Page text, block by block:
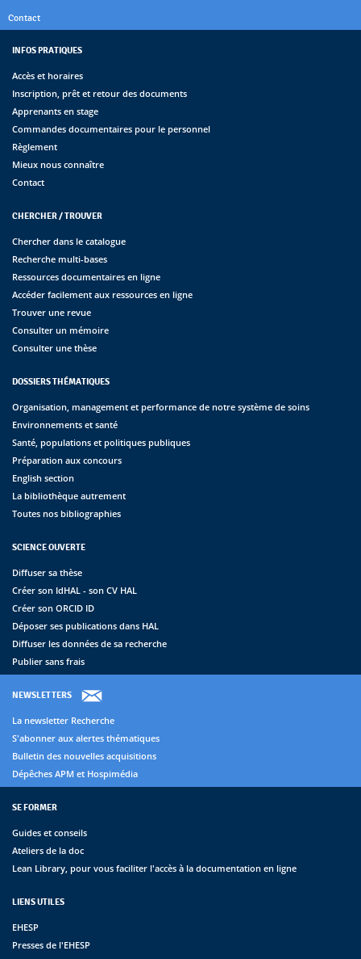
Contact
INFOS PRATIQUES
Accès et horaires
Inscription, prêt et retour des documents
Apprenants en stage
Commandes documentaires pour le personnel
Règlement
Mieux nous connaître
Contact
CHERCHER / TROUVER
Chercher dans le catalogue
Recherche multi-bases
Ressources documentaires en ligne
Accéder facilement aux ressources en ligne
Trouver une revue
Consulter un mémoire
Consulter une thèse
DOSSIERS THÉMATIQUES
Organisation, management et performance de notre système de soins
Environnements et santé
Santé, populations et politiques publiques
Préparation aux concours
English section
La bibliothèque autrement
Toutes nos bibliographies
SCIENCE OUVERTE
Diffuser sa thèse
Créer son IdHAL - son CV HAL
Créer son ORCID ID
Déposer ses publications dans HAL
Diffuser les données de sa recherche
Publier sans frais
NEWSLETTERS
La newsletter Recherche
S'abonner aux alertes thématiques
Bulletin des nouvelles acquisitions
Dépêches APM et Hospimédia
SE FORMER
Guides et conseils
Ateliers de la doc
Lean Library, pour vous faciliter l'accès à la documentation en ligne
LIENS UTILES
EHESP
Presses de l'EHESP